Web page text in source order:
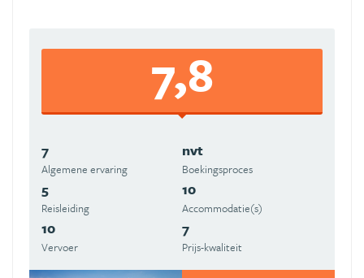
7,8
7
Algemene ervaring
nvt
Boekingsproces
5
Reisleiding
10
Accommodatie(s)
10
Vervoer
7
Prijs-kwaliteit